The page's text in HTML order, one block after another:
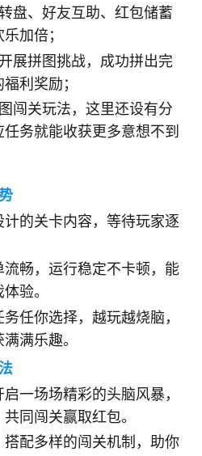
盘、好友互助、红包储蓄
加倍；
展拼图挑战，成功拼出完
利奖励；
闯关玩法，这里还设有分
务就能收获更多意想不到
的关卡内容，等待玩家逐
畅，运行稳定不卡顿，能
验。
任你选择，越玩越烧脑，
满乐趣。
一场场精彩的头脑风暴，
同闯关赢取红包。
配多样的闯关机制，助你